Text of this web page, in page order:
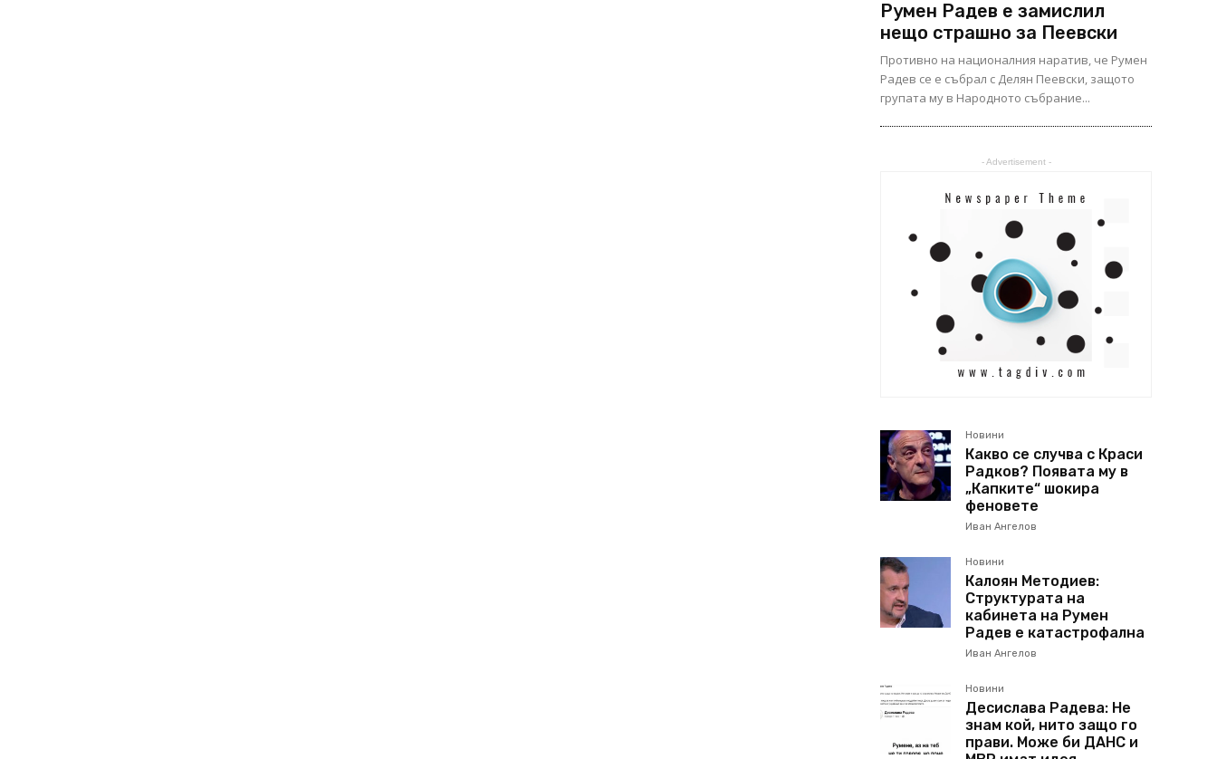
Румен Радев е замислил
нещо страшно за Пеевски
Противно на националния наратив, че Румен
Радев се е събрал с Делян Пеевски, защото
групата му в Народното събрание...
- Advertisement -
Новини
Какво се случва с Краси
Радков? Появата му в
„Капките“ шокира
феновете
Иван Ангелов
Новини
Калоян Методиев:
Структурата на
кабинета на Румен
Радев е катастрофална
Иван Ангелов
Новини
Десислава Радева: Не
знам кой, нито защо го
прави. Може би ДАНС и